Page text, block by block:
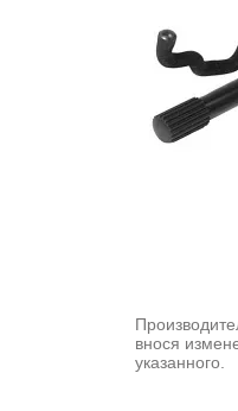
внося
указанного.